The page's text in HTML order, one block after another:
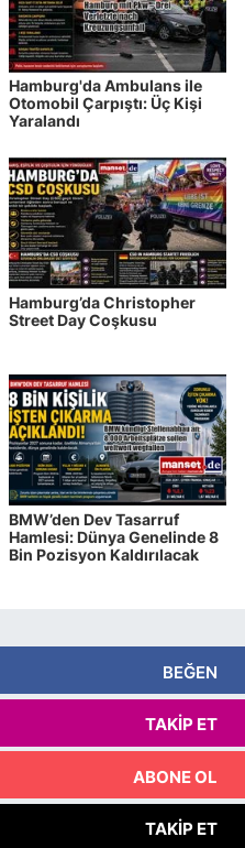
Hamburg'da Ambulans ile
Otomobil Çarpıştı: Üç Kişi
Yaralandı
Hamburg’da Christopher
Street Day Coşkusu
BMW’den Dev Tasarruf
Hamlesi: Dünya Genelinde 8
Bin Pozisyon Kaldırılacak
BEĞEN
TAKIP ET
ABONE OL
TAKIP ET